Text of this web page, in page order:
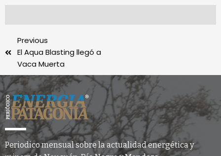
Previous
El Aqua Blasting llegó a
Vaca Muerta
Periodico mensual sobre la actualidad energética y